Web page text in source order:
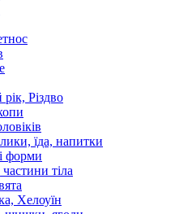
Різдво
їда, напитки
форми
тіла
Хелоуїн